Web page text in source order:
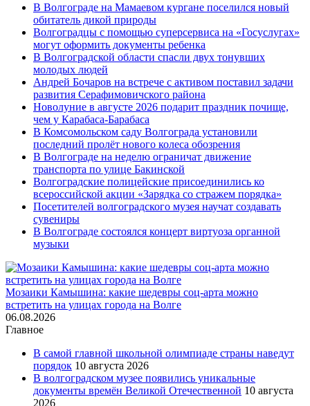
В Волгограде на Мамаевом кургане поселился новый
обитатель дикой природы
Волгоградцы с помощью суперсервиса на «Госуслугах»
могут оформить документы ребенка
В Волгоградской области спасли двух тонувших
молодых людей
Андрей Бочаров на встрече с активом поставил задачи
развития Серафимовичского района
Новолуние в августе 2026 подарит праздник почище,
чем у Карабаса-Барабаса
В Комсомольском саду Волгограда установили
последний пролёт нового колеса обозрения
В Волгограде на неделю ограничат движение
транспорта по улице Бакинской
Волгоградские полицейские присоединились ко
всероссийской акции «Зарядка со стражем порядка»
Посетителей волгоградского музея научат создавать
сувениры
В Волгограде состоялся концерт виртуоза органной
музыки
Мозаики Камышина: какие шедевры соц-арта можно
встретить на улицах города на Волге
06.08.2026
Главное
В самой главной школьной олимпиаде страны наведут
порядок 10 августа 2026
В волгоградском музее появились уникальные
документы времён Великой Отечественной 10 августа
2026